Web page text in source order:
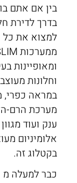
בין אם אתם
בדרך לדירת
למצוא את כל
ומאופיינות
וחלונות
במראה כפרי,
מערכת הרם-
ענק ועוד
אלומיניום
בקטלוג זה.